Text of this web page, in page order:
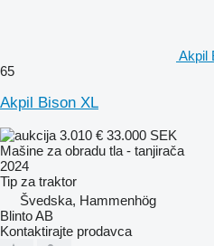
Akpil
65
Akpil Bison XL
3.010 € 33.000 SEK
Mašine za obradu tla - tanjirača
2024
Tip za traktor
Švedska, Hammenhög
Blinto AB
Kontaktirajte prodavca